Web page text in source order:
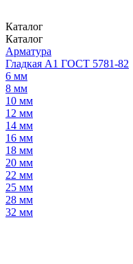
Каталог
Каталог
Арматура
Гладкая А1 ГОСТ 5781-82
6 мм
8 мм
10 мм
12 мм
14 мм
16 мм
18 мм
20 мм
22 мм
25 мм
28 мм
32 мм